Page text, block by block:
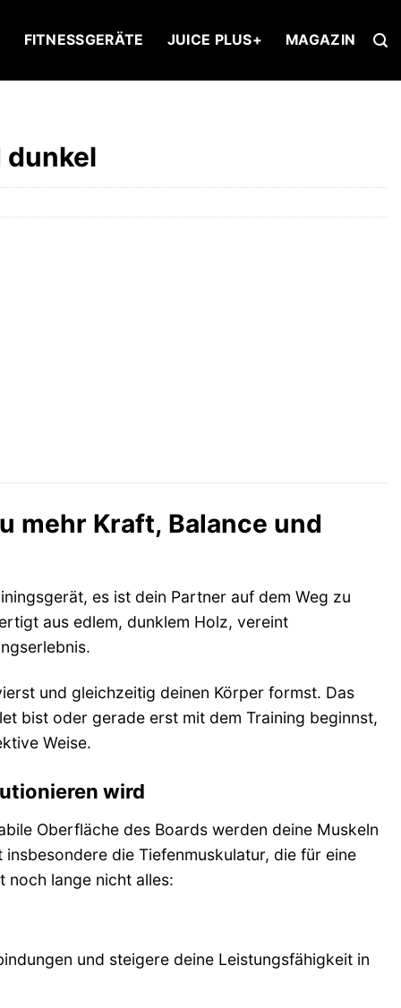
FITNESSGERÄTE JUICE PLUS+ MAGAZIN
dunkel
mehr Kraft, Balance und
es ist dein Partner auf dem Weg zu
aus edlem, dunklem Holz, vereint
und gleichzeitig deinen Körper formst. Das
bist oder gerade erst mit dem Training beginnst,
Weise.
wird
Oberfläche des Boards werden deine Muskeln
die Tiefenmuskulatur, die für eine
noch lange nicht alles:
und steigere deine Leistungsfähigkeit in